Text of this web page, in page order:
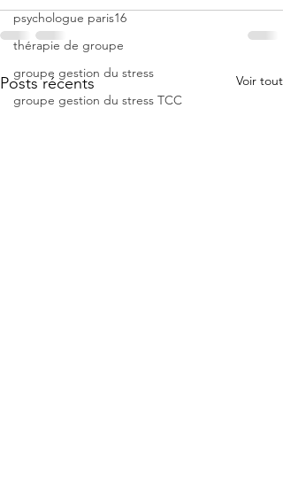
psychologue paris16
thérapie de groupe
groupe gestion du stress
groupe gestion du stress TCC
Posts récents Voir tout